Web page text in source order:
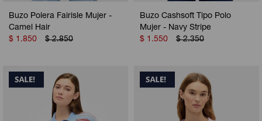
Buzo Polera Fairisle Mujer -
Camel Hair
$ 1.850 $ 2.850
Buzo Cashsoft Tipo Polo
Mujer - Navy Stripe
$ 1.550 $ 2.350